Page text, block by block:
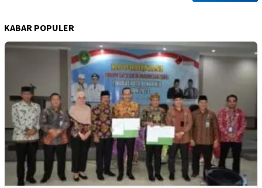
KABAR POPULER